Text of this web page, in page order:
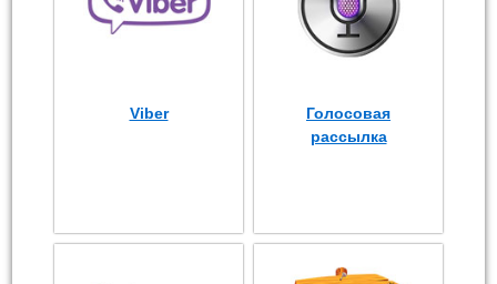
Viber
Голосовая
рассылка